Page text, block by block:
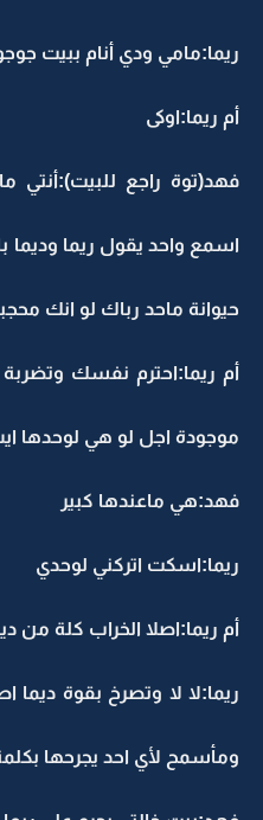
ريما:مامي ودي أنام ببيت
أم ريما:اوكى
فهد(توة راجع للبيت):أنتي
اسمع واحد يقول ريما وديما
حيوانة ماحد رباك لو انك
أم ريما:احترم نفسك
موجودة اجل لو هي لوحدها
فهد:هي ماعندها كبير
ريما:اسكت اتركني لوحدي
أم ريما:اصلا الخراب كلة من
ريما:لا لا وتصرخ بقوة ديما
ومأسمح لأي احد يجرحها